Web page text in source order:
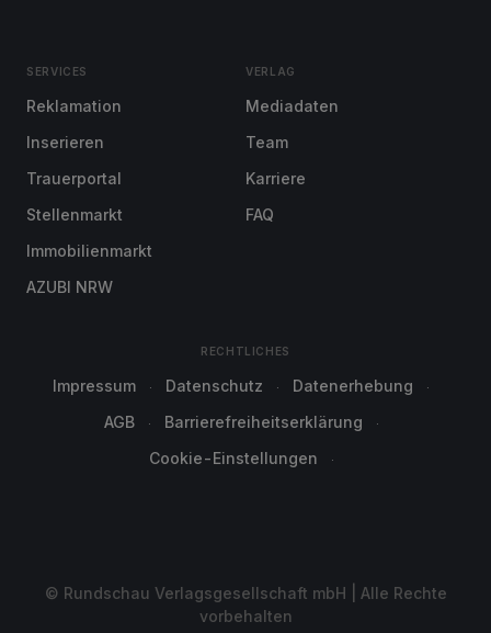
SERVICES
Reklamation
Inserieren
Trauerportal
Stellenmarkt
Immobilienmarkt
AZUBI NRW
VERLAG
Mediadaten
Team
Karriere
FAQ
RECHTLICHES
Impressum Datenschutz
Datenerhebung
AGB
Barrierefreiheitserklärung
Cookie-Einstellungen
© Rundschau Verlagsgesellschaft mbH | Alle Rechte
vorbehalten